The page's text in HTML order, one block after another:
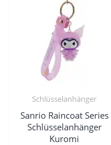
Schlüsselanhänger
Sanrio Raincoat Series
Schlüsselanhänger
Kuromi